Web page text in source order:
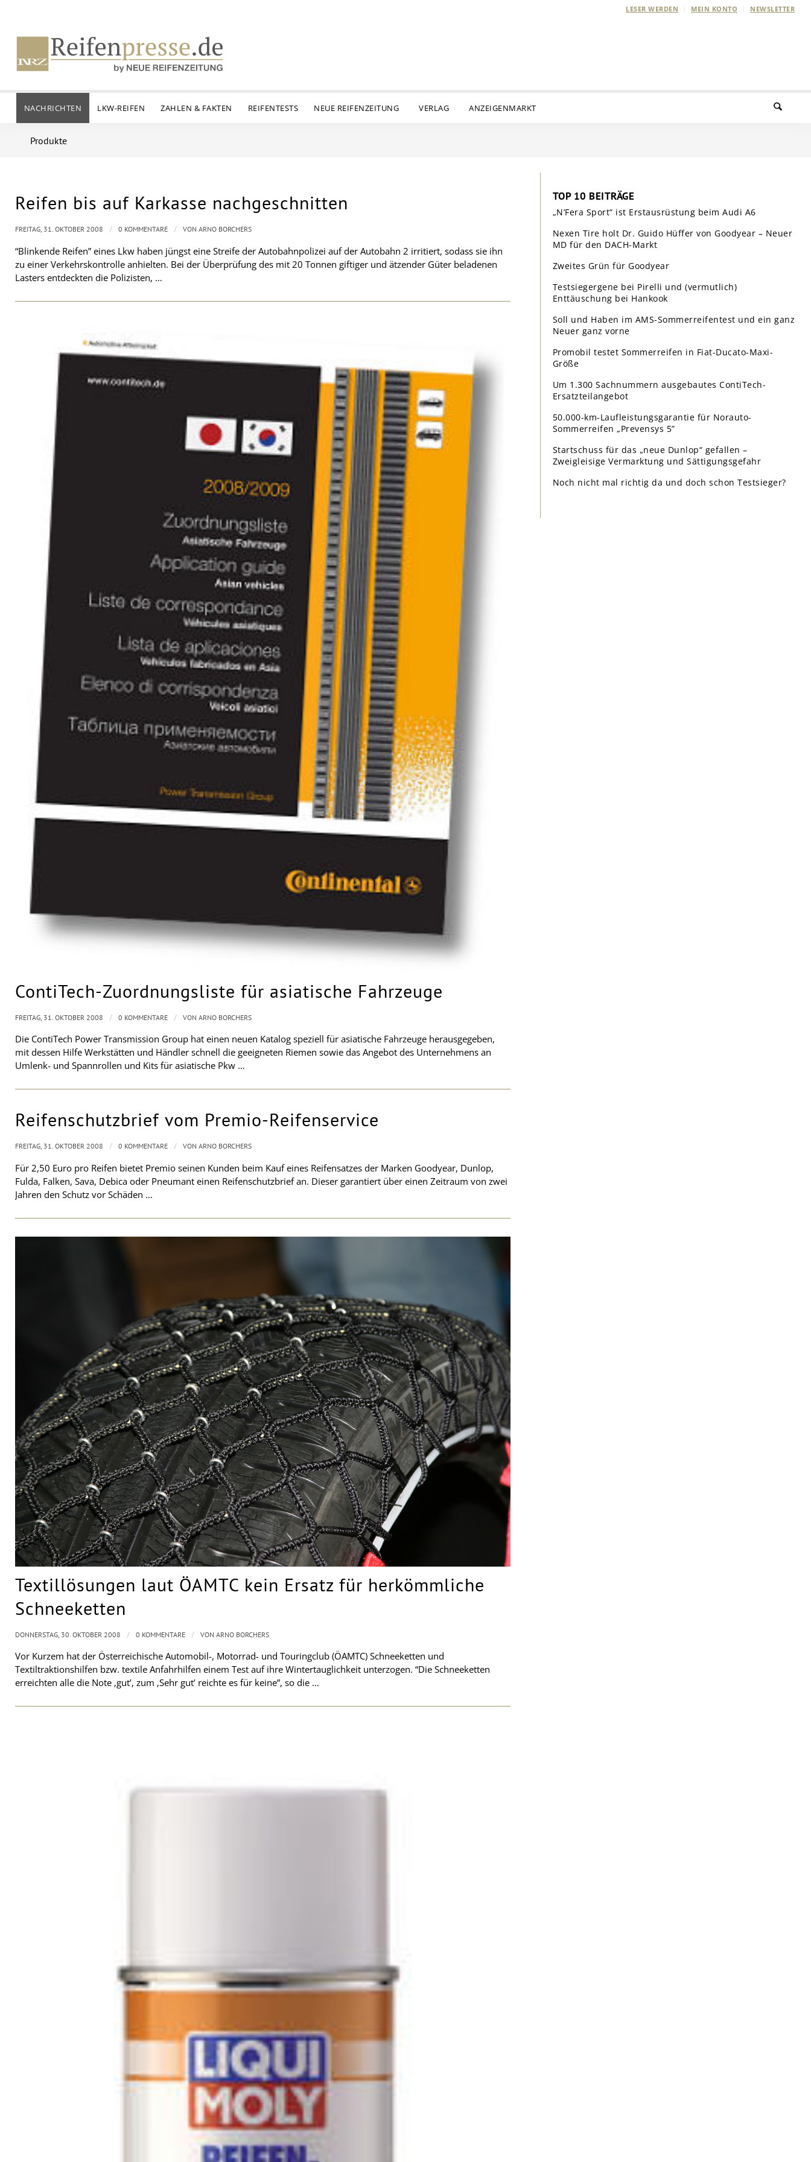
LESER WERDEN MEIN KONTO NEWSLETTER
NACHRICHTEN LKW-REIFEN ZAHLEN & FAKTEN REIFENTESTS NEUE REIFENZEITUNG VERLAG ANZEIGENMARKT
Produkte
Reifen bis auf Karkasse nachgeschnitten
“Blinkende Reifen” eines Lkw haben jüngst eine Streife der Autobahnpolizei auf der Autobahn 2 irritiert, sodass sie ihn
zu einer Verkehrskontrolle anhielten. Bei der Überprüfung des mit 20 Tonnen giftiger und ätzender Güter beladenen
Lasters entdeckten die Polizisten, …
FREITAG, 31. OKTOBER 2008 / 0 KOMMENTARE / VON ARNO BORCHERS
ContiTech-Zuordnungsliste für asiatische Fahrzeuge
Die ContiTech Power Transmission Group hat einen neuen Katalog speziell für asiatische Fahrzeuge herausgegeben,
mit dessen Hilfe Werkstätten und Händler schnell die geeigneten Riemen sowie das Angebot des Unternehmens an
Umlenk- und Spannrollen und Kits für asiatische Pkw …
FREITAG, 31. OKTOBER 2008 / 0 KOMMENTARE / VON ARNO BORCHERS
Reifenschutzbrief vom Premio-Reifenservice
Für 2,50 Euro pro Reifen bietet Premio seinen Kunden beim Kauf eines Reifensatzes der Marken Goodyear, Dunlop,
Fulda, Falken, Sava, Debica oder Pneumant einen Reifenschutzbrief an. Dieser garantiert über einen Zeitraum von zwei
Jahren den Schutz vor Schäden …
FREITAG, 31. OKTOBER 2008 / 0 KOMMENTARE / VON ARNO BORCHERS
Textillösungen laut ÖAMTC kein Ersatz für herkömmliche
Schneeketten
Vor Kurzem hat der Österreichische Automobil-, Motorrad- und Touringclub (ÖAMTC) Schneeketten und
Textiltraktionshilfen bzw. textile Anfahrhilfen einem Test auf ihre Wintertauglichkeit unterzogen. “Die Schneeketten
erreichten alle die Note ‚gut’, zum ‚Sehr gut’ reichte es für keine”, so die …
DONNERSTAG, 30. OKTOBER 2008 / 0 KOMMENTARE / VON ARNO BORCHERS
TOP 10 BEITRÄGE
„N’Fera Sport“ ist Erstausrüstung beim Audi A6
Nexen Tire holt Dr. Guido Hüffer von Goodyear – Neuer
MD für den DACH-Markt
Zweites Grün für Goodyear
Testsiegergene bei Pirelli und (vermutlich)
Enttäuschung bei Hankook
Soll und Haben im AMS-Sommerreifentest und ein ganz
Neuer ganz vorne
Promobil testet Sommerreifen in Fiat-Ducato-Maxi-
Größe
Um 1.300 Sachnummern ausgebautes ContiTech-
Ersatzteilangebot
50.000-km-Laufleistungsgarantie für Norauto-
Sommerreifen „Prevensys 5”
Startschuss für das „neue Dunlop“ gefallen –
Zweigleisige Vermarktung und Sättigungsgefahr
Noch nicht mal richtig da und doch schon Testsieger?